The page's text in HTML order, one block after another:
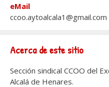
eMail
ccoo.aytoalcala1@gmail.com
Acerca de este sitio
Sección sindical CCOO del
Alcalá de Henares.